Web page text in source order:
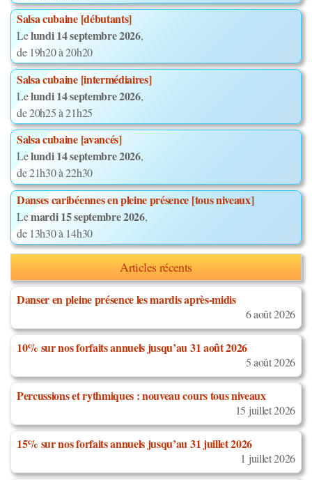
Salsa cubaine [débutants]
Lelundi 14 septembre 2026,
de 19h20 à 20h20
Salsa cubaine [intermédiaires]
Lelundi 14 septembre 2026,
de 20h25 à 21h25
Salsa cubaine [avancés]
Lelundi 14 septembre 2026,
de 21h30 à 22h30
Danses caribéennes en pleine présence [tous niveaux]
Lemardi 15 septembre 2026,
de 13h30 à 14h30
Articles récents
Danser en pleine présence les mardis après-midis
6 août 2026
10% sur nos forfaits annuels jusqu’au 31 août 2026
5 août 2026
Percussions et rythmiques : nouveau cours tous niveaux
15 juillet 2026
15% sur nos forfaits annuels jusqu’au 31 juillet 2026
1 juillet 2026